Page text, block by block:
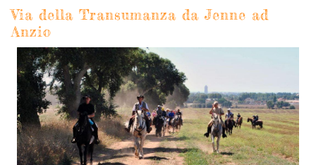
Via della Transumanza da Jenne ad
Anzio